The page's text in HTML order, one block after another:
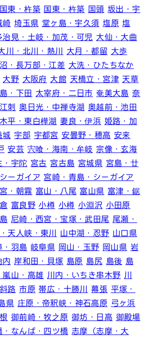
国東・杵築 国東・杵築 国頭 坂出・宇
崎 埼玉県 堂ヶ島・宇久須 塩原 塩
治見・土岐・加茂・可児 大仙・大曲
川・北川・熱川 大月・都留 大歩
・長万部・江差 大洗・ひたちなか
大野 大阪府 大館 天橋立・宮津 天草
・下田 太宰府・二日市 奄美大島 奈
刺 奥日光・中禅寺湖 奥越前・池田
平・東白樺湖 妻良・伊浜 姫路・加
城 宇部 宇都宮 安曇野・穂高 安来
安芸 宍喰・海南・牟岐 宗像・玄海
・宇陀 宮古 宮古島 宮城県 宮島・廿
ーガイア 宮崎・青島・シーガイア
・朝霧 富山・八尾 富山県 富津・鋸
富良野 小樽 小樽 小淵沢 小田原
尼崎・西宮・宝塚・武田尾 尾瀬・
天人峡・東川 山中湖・忍野 山口県
・羽島 岐阜県 岡山・玉野 岡山県 岩
内 岸和田・貝塚 島原 島尻 島後 島
嵐山・高雄 川内・いちき串木野 川
路 市原 帯広・十勝川 幕張 平塚・
県 庄原・帝釈峡・神石高原 弓ヶ浜
御前崎・牧之原 御坊・日高 御殿場
・なんば・四ツ橋 志摩（志摩・大